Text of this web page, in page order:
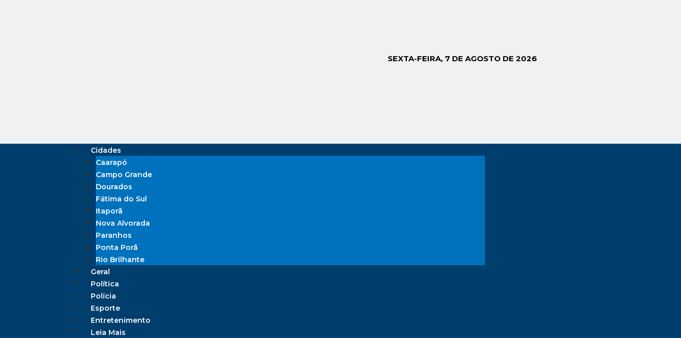
SEXTA-FEIRA, 7 DE AGOSTO DE 2026
Cidades
Caarapó
Campo Grande
Dourados
Fátima do Sul
Itaporã
Nova Alvorada
Paranhos
Ponta Porã
Rio Brilhante
Geral
Política
Polícia
Esporte
Entretenimento
Leia Mais